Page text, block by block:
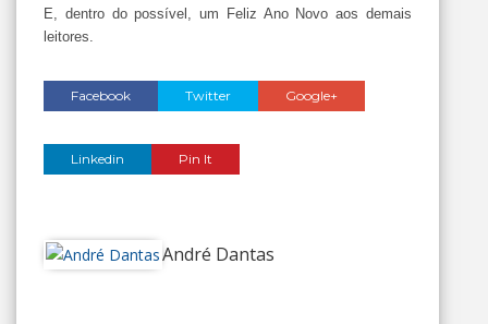
E, dentro do possível, um Feliz Ano Novo aos demais
leitores.
Facebook Twitter Google+
Linkedin Pin It
André Dantas